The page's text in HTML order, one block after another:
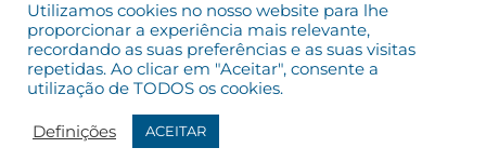
Utilizamos cookies no nosso website para lhe
proporcionar a experiência mais relevante,
recordando as suas preferências e as suas visitas
repetidas. Ao clicar em "Aceitar", consente a
utilização de TODOS os cookies.
Definições ACEITAR